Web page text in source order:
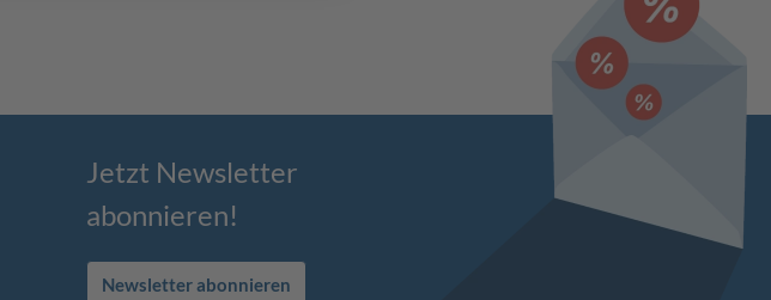
Jetzt Newsletter
abonnieren!
Newsletter abonnieren